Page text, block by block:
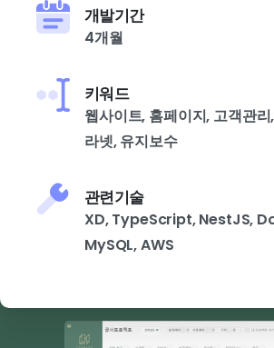
개발기간
4개월
키워드
웹사이트, 홈페이지, 고객관
라넷, 유지보수
관련기술
XD, TypeScript, NestJS,
MySQL, AWS